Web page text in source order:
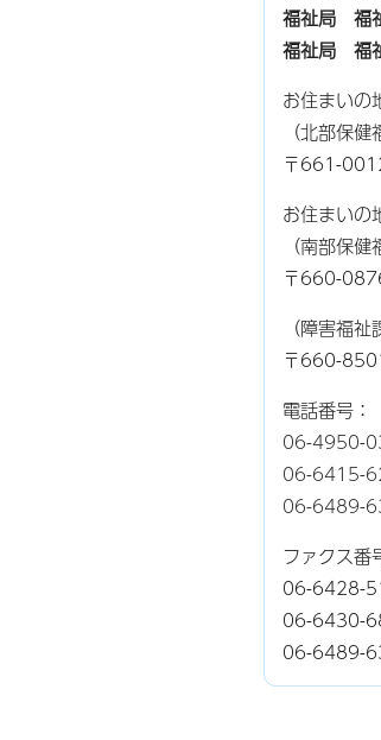
福祉局 福
福祉局 福
お住まいの
（北部保
〒661-
お住まいの
（南部保
〒660-
（障害福祉
〒660-
電話番号：
06-4950-
06-6415-
06-6489-
ファクス番
06-6428-
06-6430-
06-6489-